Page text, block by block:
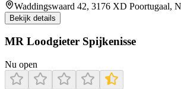
Waddingswaard 42, 3176 XD Poortugaal,
Bekijk details
MR Loodgieter Spijkenisse
Nu open